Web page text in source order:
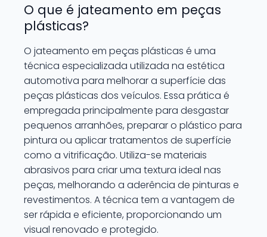
O que é jateamento em peças
plásticas?
O jateamento em peças plásticas é uma
técnica especializada utilizada na estética
automotiva para melhorar a superfície das
peças plásticas dos veículos. Essa prática é
empregada principalmente para desgastar
pequenos arranhões, preparar o plástico para
pintura ou aplicar tratamentos de superfície
como a vitrificação. Utiliza-se materiais
abrasivos para criar uma textura ideal nas
peças, melhorando a aderência de pinturas e
revestimentos. A técnica tem a vantagem de
ser rápida e eficiente, proporcionando um
visual renovado e protegido.